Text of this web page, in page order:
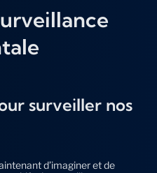
surveiller nos
d’imaginer et de